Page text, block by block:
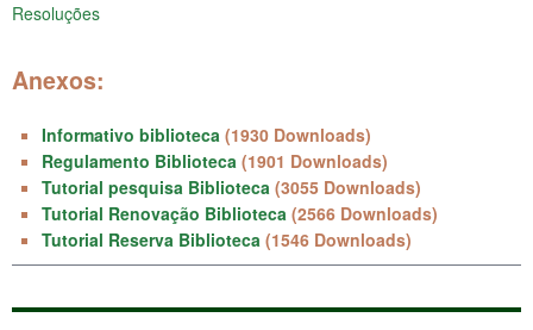
Resoluções
Anexos:
Informativo biblioteca (1930 Downloads)
Regulamento Biblioteca (1901 Downloads)
Tutorial pesquisa Biblioteca (3055 Downloads)
Tutorial Renovação Biblioteca (2566 Downloads)
Tutorial Reserva Biblioteca (1546 Downloads)